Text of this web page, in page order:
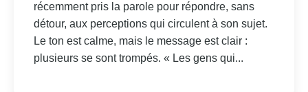
récemment pris la parole pour répondre, sans
détour, aux perceptions qui circulent à son sujet.
Le ton est calme, mais le message est clair :
plusieurs se sont trompés. « Les gens qui...